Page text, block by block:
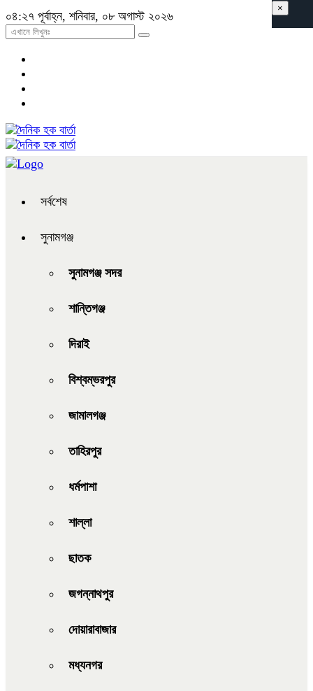
০৪:২৭ পূর্বাহ্ন, শনিবার, ০৮ অগাস্ট ২০২৬
সর্বশেষ
সুনামগঞ্জ
সুনামগঞ্জ সদর
শান্তিগঞ্জ
দিরাই
বিশ্বম্ভরপুর
জামালগঞ্জ
তাহিরপুর
ধর্মপাশা
শাল্লা
ছাতক
জগন্নাথপুর
দোয়ারাবাজার
মধ্যনগর
×